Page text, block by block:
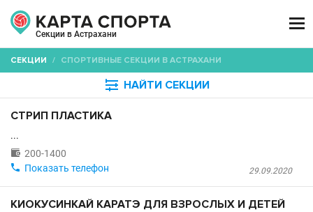
Секции в Астрахани

СЕКЦИИ / СПОРТИВНЫЕ СЕКЦИИ В АСТРАХАНИ
 НАЙТИ СЕКЦИИ
СТРИП ПЛАСТИКА
...
 200-1400
29.09.2020
 Показать телефон
КИОКУСИНКАЙ КАРАТЭ ДЛЯ ВЗРОСЛЫХ И ДЕТЕЙ